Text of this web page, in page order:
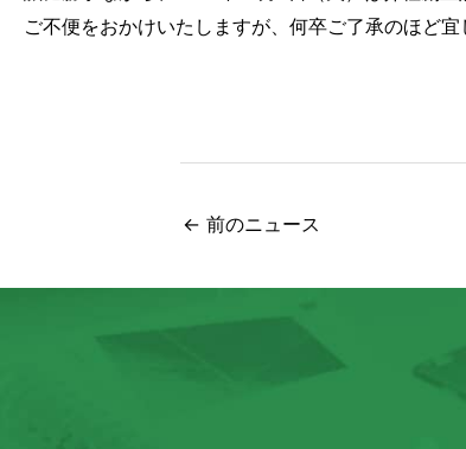
ご不便をおかけいたしますが、何卒ご了承のほど宜
← 前のニュース